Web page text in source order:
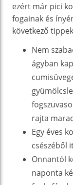
ezért már pici
fogainak és
következő
Nem
ágyban
rajta
Egy éves
csészéből
Onnantól
naponta